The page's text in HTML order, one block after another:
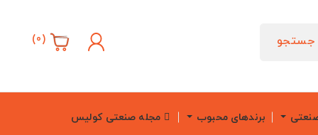
جستجو (
0
)
برندهای محبوب مجله صنعتی کولیس